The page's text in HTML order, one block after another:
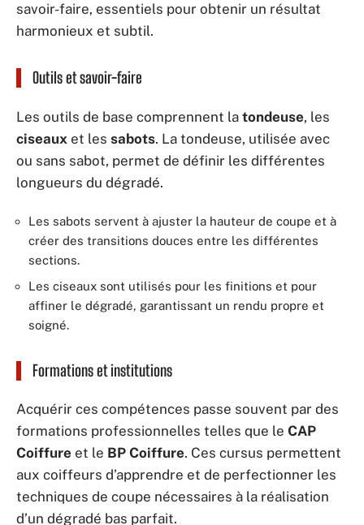
savoir-faire, essentiels pour obtenir un résultat
harmonieux et subtil.
Outils et savoir-faire
Les outils de base comprennent la tondeuse, les
ciseaux et les sabots. La tondeuse, utilisée avec
ou sans sabot, permet de définir les différentes
longueurs du dégradé.
Les sabots servent à ajuster la hauteur de coupe et à
créer des transitions douces entre les différentes
sections.
Les ciseaux sont utilisés pour les finitions et pour
affiner le dégradé, garantissant un rendu propre et
soigné.
Formations et institutions
Acquérir ces compétences passe souvent par des
formations professionnelles telles que le CAP
Coiffure et le BP Coiffure. Ces cursus permettent
aux coiffeurs d’apprendre et de perfectionner les
techniques de coupe nécessaires à la réalisation
d’un dégradé bas parfait.